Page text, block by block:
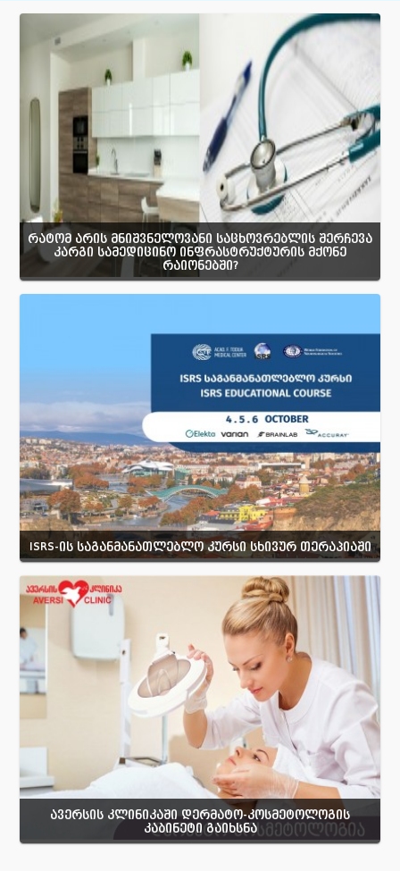
რატომ არის მნიშვნელოვანი საცხოვრებლის შერჩევა
კარგი სამედიცინო ინფრასტრუქტურის მქონე
რაიონებში?
ISRS-ის საგანმანათლებლო კურსი სხივურ თერაპიაში
ავერსის კლინიკაში დერმატო-კოსმეტოლოგის
კაბინეტი გაიხსნა